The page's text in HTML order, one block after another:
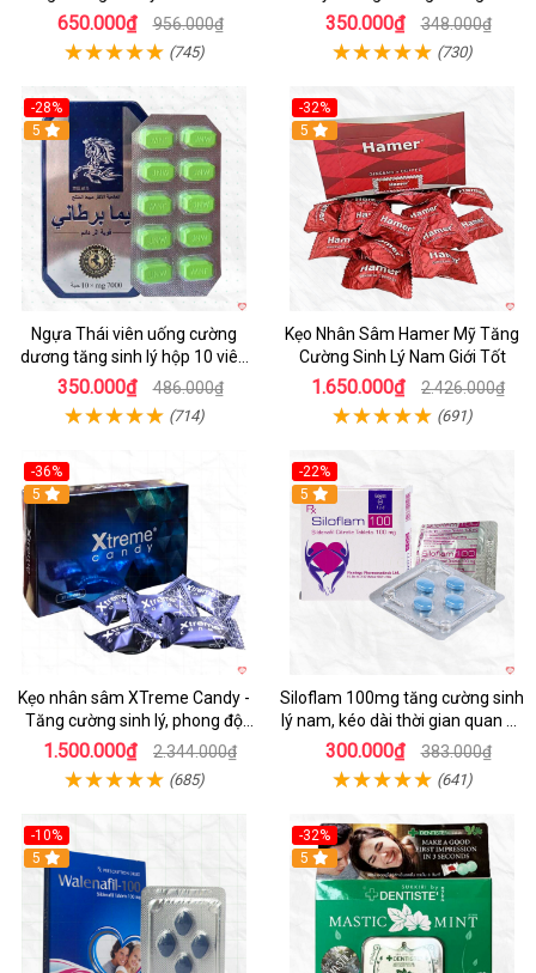
gian
650.000₫ 956.000₫
(745)
tinh sớm hộp 10 viên
350.000₫ 348.000₫
(730)
-28%
5
Ngựa Thái viên uống cường
dương tăng sinh lý hộp 10 viên
an toàn
350.000₫ 486.000₫
(714)
-32%
5
Kẹo Nhân Sâm Hamer Mỹ Tăng
Cường Sinh Lý Nam Giới Tốt
1.650.000₫ 2.426.000₫
(691)
-36%
5
Kẹo nhân sâm XTreme Candy -
Tăng cường sinh lý, phong độ
đỉnh
1.500.000₫ 2.344.000₫
(685)
-22%
5
Siloflam 100mg tăng cường sinh
lý nam, kéo dài thời gian quan hệ
hiệu quả
300.000₫ 383.000₫
(641)
-10%
5
-32%
5